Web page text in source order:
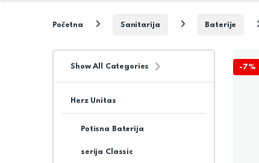
Početna Sanitarija Baterije
-7%
Show All Categories
Herz Unitas
Potisna Baterija
serija Classic